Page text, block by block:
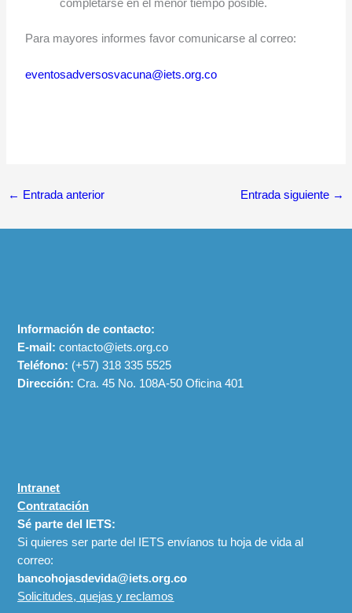
completarse en el menor tiempo posible.
Para mayores informes favor comunicarse al correo:
eventosadversosvacuna@iets.org.co
← Entrada anterior Entrada siguiente →
Información de contacto:
E-mail: contacto@iets.org.co
Teléfono: (+57)318 335 5525
Dirección: Cra. 45 No. 108A-50 Oficina 401
Intranet
Contratación
Sé parte del IETS:
Si quieres ser parte del IETS envíanos tu hoja de vida al
correo:
bancohojasdevida@iets.org.co
Solicitudes, quejas y reclamos